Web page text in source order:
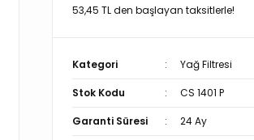
53,45 TL den başlayan taksitlerle!
Kategori Yağ Filtresi
Stok Kodu CS 1401 P
Garanti Süresi 24 Ay